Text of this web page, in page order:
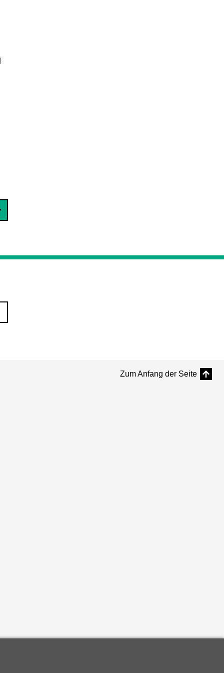
Zum Anfang der Seite